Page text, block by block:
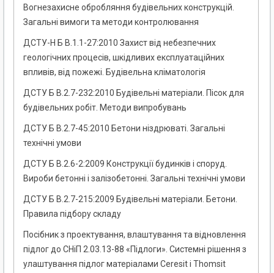
Вогнезахисне обробляння будівельних конструкцій.
Загальні вимоги та методи контролювання
ДСТУ-Н Б В.1.1-27:2010 Захист від небезпечних
геологічних процесів, шкідливих експлуатаційних
впливів, від пожежі. Будівельна кліматологія
ДСТУ Б В.2.7-232:2010 Будівельні матеріали. Пісок для
будівельних робіт. Методи випробувань
ДСТУ Б В.2.7-45:2010 Бетони ніздрюваті. Загальні
технічні умови
ДСТУ Б В.2.6-2:2009 Конструкції будинків і споруд.
Вироби бетонні і залізобетонні. Загальні технічні умови
ДСТУ Б В.2.7-215:2009 Будівельні матеріали. Бетони.
Правила підбору складу
Посібник з проектування, влаштування та відновлення
підлог до СНіП 2.03.13-88 «Підлоги». Системні рішення з
улаштування підлог матеріалами Ceresit і Thomsit